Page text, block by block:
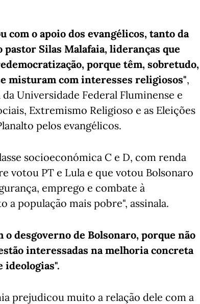
com o apoio dos evangélicos, tanto da
pastor Silas Malafaia, lideranças que
porque têm, sobretudo,
misturam com interesses religiosos",
Universidade Federal Fluminense e
Extremismo Religioso e as Eleições
pelos evangélicos.
socioeconómica C e D, com renda
votou PT e Lula e que votou Bolsonaro
emprego e combate à
população mais pobre", assinala.
desgoverno de Bolsonaro, porque não
interessadas na melhoria concreta
ideologias".
prejudicou muito a relação dele com a